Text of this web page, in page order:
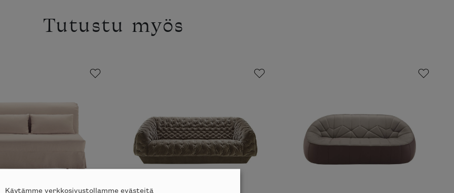
Tutustu myös
Käytämme verkkosivustollamme evästeitä